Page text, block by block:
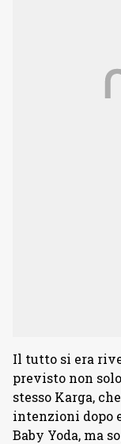
Il tutto si era
previsto non
stesso Karga,
intenzioni dopo
Baby Yoda, ma